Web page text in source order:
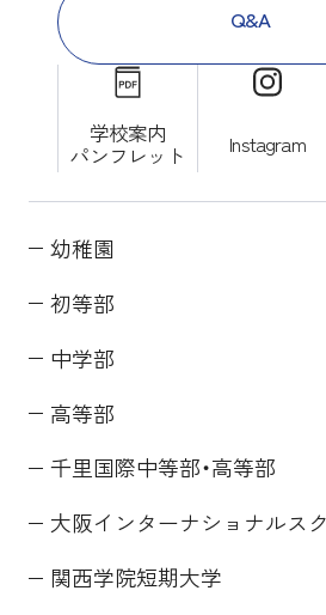
Q&A
学校案内
パンフレット Instagram
幼稚園
初等部
中学部
高等部
千里国際中等部・高等部
大阪インターナショナルス
関西学院短期大学